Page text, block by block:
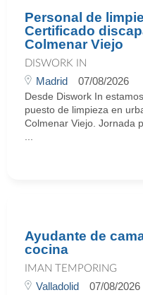
Personal de
Certificado
Colmenar Viejo
DISWORK IN
Madrid 07/08/2026
Desde Diswork In
puesto de limpieza en
Colmenar Viejo. Jornada
Ayudante de
cocina
IMAN TEMPORING
Valladolid 07/08/2026